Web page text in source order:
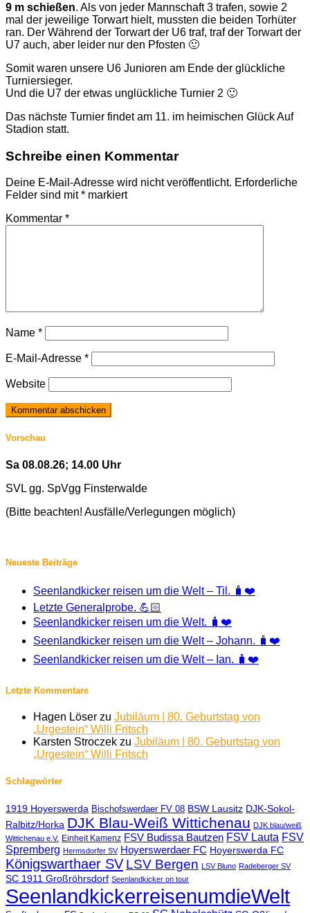
9 m schießen. Als von jeder Mannschaft 3 trafen, sowie 2
mal der jeweilige Torwart hielt, mussten die beiden Torhüter
ran. Der Während der Torwart der U6 traf, traf der Torwart der
U7 auch, aber leider nur den Pfosten 🙂
Somit waren unsere U6 Junioren am Ende der glückliche
Turniersieger.
Und die U7 der etwas unglückliche Turnier 2 🙂
Das nächste Turnier findet am 11. im heimischen Glück Auf
Stadion statt.
Schreibe einen Kommentar
Deine E-Mail-Adresse wird nicht veröffentlicht. Erforderliche
Felder sind mit* markiert
Kommentar *
Name *
E-Mail-Adresse *
Website
Vorschau
Sa 08.08.26; 14.00 Uhr
SVL gg. SpVgg Finsterwalde
(Bitte beachten! Ausfälle/Verlegungen möglich)
Neueste Beiträge
Seenlandkicker reisen um die Welt – Til. 🧳❤️
Letzte Generalprobe. 💪🏻
Seenlandkicker reisen um die Welt. 🧳❤️
Seenlandkicker reisen um die Welt – Johann. 🧳❤️
Seenlandkicker reisen um die Welt – Ian. 🧳❤️
Letzte Kommentare
Hagen Löser zu Jubiläum | 80. Geburtstag von
„Urgestein“ Willi Fritsch
Karsten Stroczek zu Jubiläum | 80. Geburtstag von
„Urgestein“ Willi Fritsch
Schlagwörter
1919 Hoyerswerda Bischofswerdaer FV 08 BSW Lausitz DJK-Sokol-
Ralbitz/Horka DJK Blau-Weiß Wittichenau DJK blau/weiß
Wittichenau e.V. Einheit Kamenz FSV Budissa Bautzen FSV Lauta FSV
Spremberg Hermsdorfer SV Hoyerswerdaer FC Hoyerswerda FC
Königswarthaer SV LSV Bergen LSV Bluno Radeberger SV
SC 1911 Großröhrsdorf Seenlandkicker on tour
SeenlandkickerreisenumdieWelt